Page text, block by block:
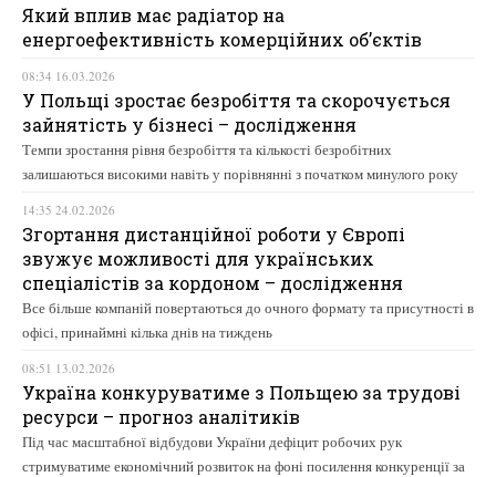
Який вплив має радіатор на
енергоефективність комерційних об’єктів
08:34 16.03.2026
У Польщі зростає безробіття та скорочується
зайнятість у бізнесі – дослідження
Темпи зростання рівня безробіття та кількості безробітних
залишаються високими навіть у порівнянні з початком минулого року
14:35 24.02.2026
Згортання дистанційної роботи у Європі
звужує можливості для українських
спеціалістів за кордоном – дослідження
Все більше компаній повертаються до очного формату та присутності в
офісі, принаймні кілька днів на тиждень
08:51 13.02.2026
Україна конкуруватиме з Польщею за трудові
ресурси – прогноз аналітиків
Під час масштабної відбудови України дефіцит робочих рук
стримуватиме економічний розвиток на фоні посилення конкуренції за